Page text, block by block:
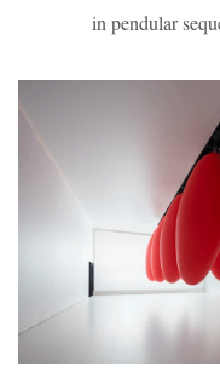
in pendular